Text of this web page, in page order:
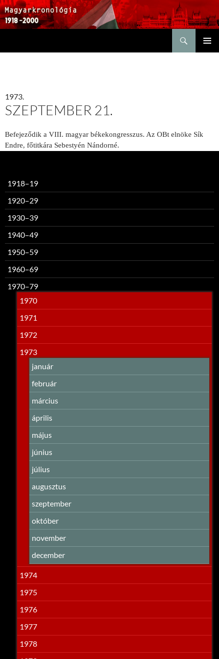
1973.
SZEPTEMBER 21.
Befejeződik a VIII. magyar békekongresszus. Az OBt elnöke Sík
Endre, főtitkára Sebestyén Nándorné.
1918–19
1920–29
1930–39
1940–49
1950–59
1960–69
1970–79
1970
1971
1972
1973
január
február
március
április
május
június
július
augusztus
szeptember
október
november
december
1974
1975
1976
1977
1978